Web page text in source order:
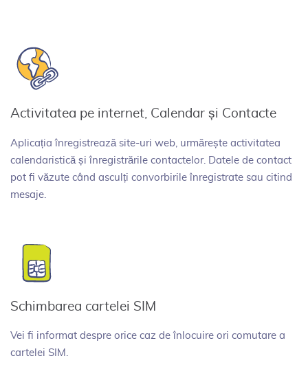
Activitatea pe internet, Calendar și Contacte
Aplicația înregistrează site-uri web, urmărește activitatea
calendaristică și înregistrările contactelor. Datele de contact
pot fi văzute când asculți convorbirile înregistrate sau citind
mesaje.
Schimbarea cartelei SIM
Vei fi informat despre orice caz de înlocuire ori comutare a
cartelei SIM.